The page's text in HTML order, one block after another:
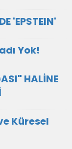
'EPSTEIN'
Yok!
HALİNE
Küresel